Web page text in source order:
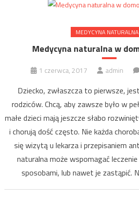
MEDYCYNA NATURALNA
Medycyna naturalna w
1 czerwca, 2017 admin
Dziecko, zwłaszcza to pierwsze,
rodziców. Chcą, aby zawsze było w
małe dzieci mają jeszcze słabo
i chorują dość często. Nie każda
się wizytą u lekarza i przepisaniem
naturalna może wspomagać
sposobami, lub nawet je zastąpić.